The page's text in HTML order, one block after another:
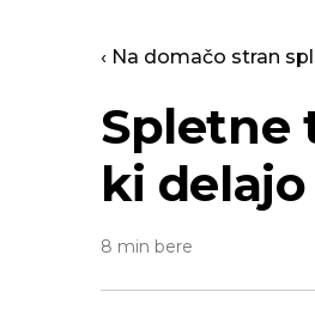
‹ Na domačo stran
Spletne
ki
8 min bere